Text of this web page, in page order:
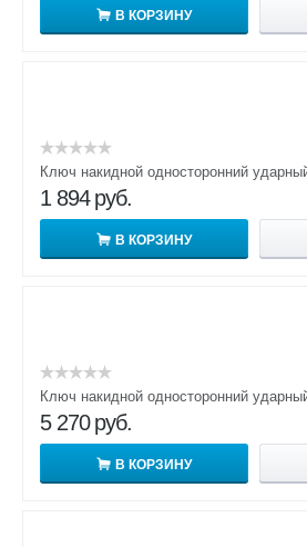
В КОРЗИНУ
Ключ накидной односторонний
1 894 руб.
В КОРЗИНУ
Ключ накидной односторонний
5 270 руб.
В КОРЗИНУ